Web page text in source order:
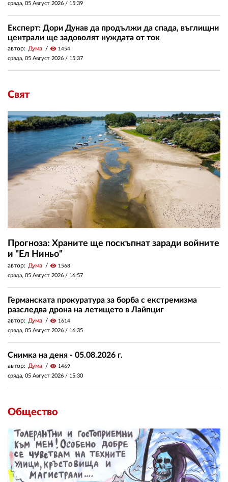
сряда, 05 Август 2026 / 15:39
Експерт: Дори Дунав да продължи да спада, въглищни
централи ще задоволят нуждата от ток
автор: Дума visibility 1454
сряда, 05 Август 2026 / 15:37
Свят
Прогноза: Храните ще поскъпнат заради войните
и "Ел Ниньо"
автор: Дума visibility 1568
сряда, 05 Август 2026 / 16:57
Германската прокуратура за борба с екстремизма
разследва дрона на летището в Лайпциг
автор: Дума visibility 1614
сряда, 05 Август 2026 / 16:35
Снимка на деня - 05.08.2026 г.
автор: Дума visibility 1469
сряда, 05 Август 2026 / 15:30
Общество